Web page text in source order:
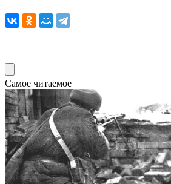
Самое читаемое